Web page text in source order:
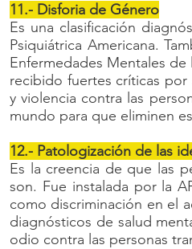
11.- Disforia de Género
Es una clasificación
Psiquiátrica Americana.
Enfermedades Mentales
recibido fuertes críticas
y violencia contra las
mundo para que eliminen
12.- Patologización de las
Es la creencia de que las
son. Fue instalada por la
como discriminación en el
diagnósticos de salud
odio contra las personas